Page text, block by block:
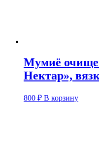
Мумиё
Нектар»,
800 ₽ В корзину